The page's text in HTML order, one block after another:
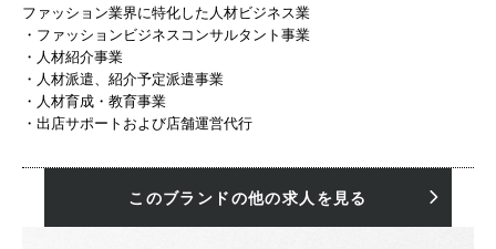
ファッション業界に特化した人材ビジネス業
・ファッションビジネスコンサルタント事業
・人材紹介事業
・人材派遣、紹介予定派遣事業
・人材育成・教育事業
・出店サポートおよび店舗運営代行
このブランドの他の求人を見る